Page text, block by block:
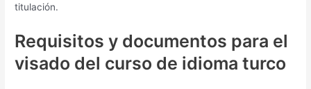
titulación.
Requisitos y documentos para el
visado del curso de idioma turco